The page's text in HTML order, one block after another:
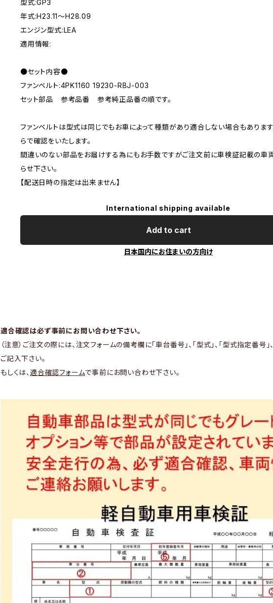
型式:GP3
年式:H23.11～H28.09
エンジン型式:LEA
適用情報:
●セット内容●
ファンベルト:4PK1160 19230-RBJ-003
セット部品 参考品番 参考純正品番の順です。
ファンベルトは型式は同じでもお車によって種類があり適合しない場合もあります
らで確認をいたします。
間違いのない部品をお届けする為にもお手数ですがご注文前に車検証記載の車
らせ下さい。
【配送日時の指定は出来ません】
International shipping available
Add to cart
日本国内にお住まいの方向け
適合確認は必ず事前にお問い合わせ下さい。
（注意）ご注文の際には、注文フォームの備考欄に「車台番号」、「型式」、「型式指定番号」
ご記入下さい。
もしくは、 適合確認フォームで事前にお問い合わせ下さい。